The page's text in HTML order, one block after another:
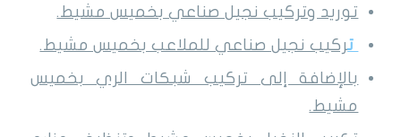
توريد وتركيب نجيل صناعي بخميس مشيط.
تركيب نجيل صناعي للملاعب بخميس مشيط.
بالإضافة إلى تركيب شبكات الري بخميس
مشيط.